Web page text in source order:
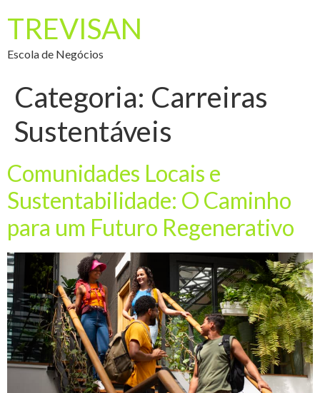
TREVISAN
Escola de Negócios
Categoria: Carreiras
Sustentáveis
Comunidades Locais e
Sustentabilidade: O Caminho
para um Futuro Regenerativo